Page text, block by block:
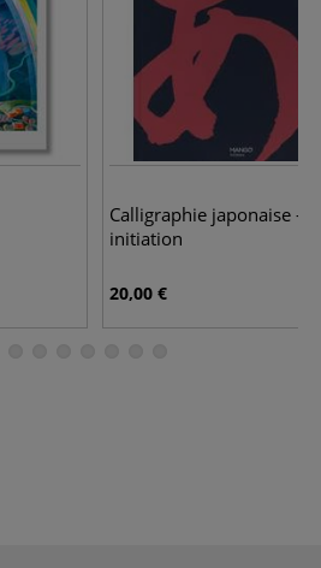
Calligraphie japonaise -
initiation
20,00 €